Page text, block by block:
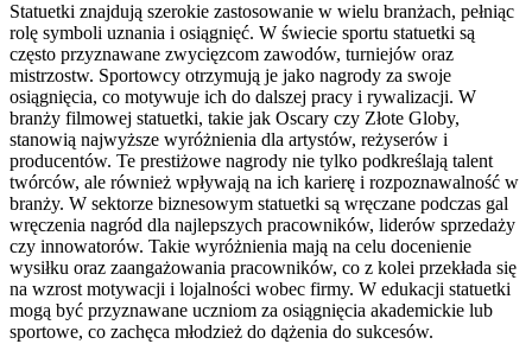
Statuetki znajdują szerokie zastosowanie w wielu branżach, pełniąc
rolę symboli uznania i osiągnięć. W świecie sportu statuetki są
często przyznawane zwycięzcom zawodów, turniejów oraz
mistrzostw. Sportowcy otrzymują je jako nagrody za swoje
osiągnięcia, co motywuje ich do dalszej pracy i rywalizacji. W
branży filmowej statuetki, takie jak Oscary czy Złote Globy,
stanowią najwyższe wyróżnienia dla artystów, reżyserów i
producentów. Te prestiżowe nagrody nie tylko podkreślają talent
twórców, ale również wpływają na ich karierę i rozpoznawalność w
branży. W sektorze biznesowym statuetki są wręczane podczas gal
wręczenia nagród dla najlepszych pracowników, liderów sprzedaży
czy innowatorów. Takie wyróżnienia mają na celu docenienie
wysiłku oraz zaangażowania pracowników, co z kolei przekłada się
na wzrost motywacji i lojalności wobec firmy. W edukacji statuetki
mogą być przyznawane uczniom za osiągnięcia akademickie lub
sportowe, co zachęca młodzież do dążenia do sukcesów.